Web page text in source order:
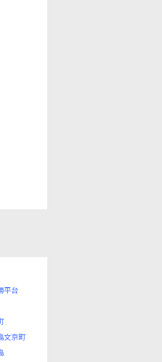
平台
文京町